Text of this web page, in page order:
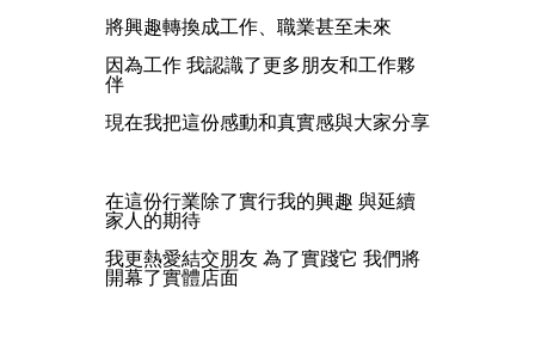
將興趣轉換成工作、職業甚至未來
因為工作 我認識了更多朋友和工作夥
伴
現在我把這份感動和真實感與大家分享
在這份行業除了實行我的興趣 與延續
家人的期待
我更熱愛結交朋友 為了實踐它 我們將
開幕了實體店面